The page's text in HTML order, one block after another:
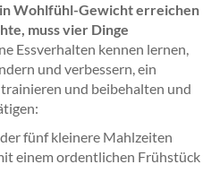
Wohlfühl-Gewicht erreichen
muss vier Dinge
Essverhalten kennen lernen,
und verbessern, ein
und beibehalten und
fünf kleinere Mahlzeiten
einem ordentlichen Frühstück